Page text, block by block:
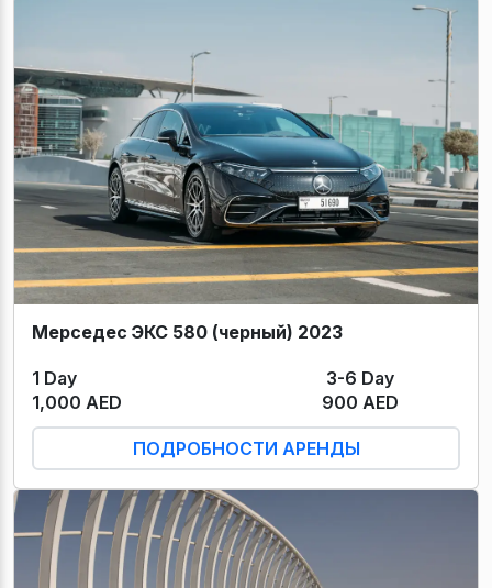
Мерседес ЭКС 580 (черный) 2023
1 Day
3-6 Day
1,000 AED
900 AED
ПОДРОБНОСТИ АРЕНДЫ